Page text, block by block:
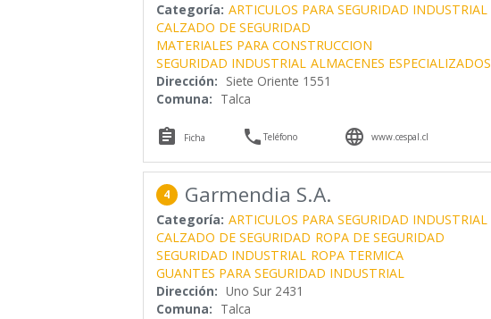
Categoría: ARTICULOS PARA SEGURIDAD INDUSTRIAL
CALZADO DE SEGURIDAD
MATERIALES PARA CONSTRUCCION
SEGURIDAD INDUSTRIAL ALMACENES ESPECIALIZADOS
Dirección: Siete Oriente 1551
Comuna: Talca
 Ficha Teléfono  www.cespal.cl
4 Garmendia S.A.
Categoría: ARTICULOS PARA SEGURIDAD INDUSTRIAL
CALZADO DE SEGURIDAD ROPA DE SEGURIDAD
SEGURIDAD INDUSTRIAL ROPA TERMICA
GUANTES PARA SEGURIDAD INDUSTRIAL
Dirección: Uno Sur 2431
Comuna: Talca